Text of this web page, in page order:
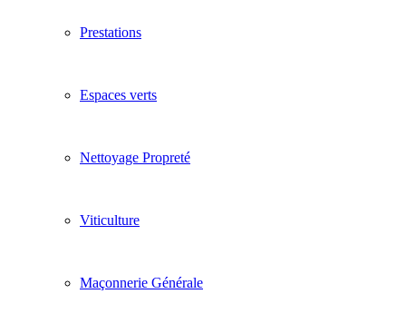
Prestations
Espaces verts
Nettoyage Propreté
Viticulture
Maçonnerie Générale